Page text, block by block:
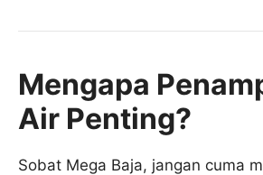
Mengapa
Air Penting?
Sobat Mega Baja, jangan cuma